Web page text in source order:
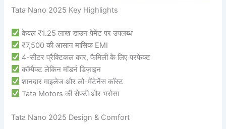
Tata Nano 2025 Key Highlights
केवल ₹1.25 लाख डाउन पेमेंट पर उपलब्ध
₹7,500 की आसान मासिक EMI
4-सीटर प्रैक्टिकल कार, फैमिली के लिए परफेक्ट
कॉम्पैक्ट लेकिन मॉडर्न डिज़ाइन
शानदार माइलेज और लो-मेंटेनेंस कॉस्ट
Tata Motors की सेफ्टी और भरोसा
Tata Nano 2025 Design & Comfort